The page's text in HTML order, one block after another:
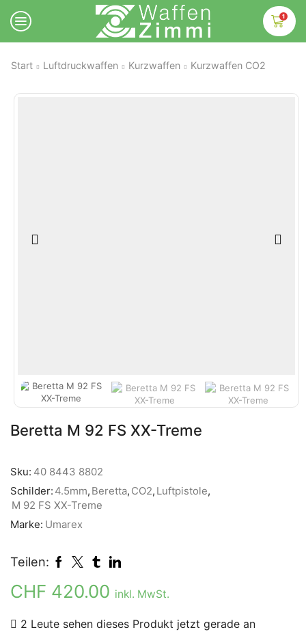
1
Start Luftdruckwaffen Kurzwaffen Kurzwaffen CO2
Beretta M 92 FS XX-Treme
Sku: 40 8443 8802
Schilder: 4.5mm, Beretta, CO2, Luftpistole,
M 92 FS XX-Treme
Marke: Umarex
Teilen:
CHF 420.00 inkl. MwSt.
2 Leute sehen dieses Produkt jetzt gerade an